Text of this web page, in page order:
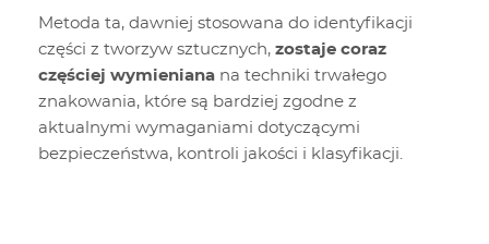
Metoda ta, dawniej stosowana do identyfikacji
części z tworzyw sztucznych, zostaje coraz
częściej wymieniana na techniki trwałego
znakowania, które są bardziej zgodne z
aktualnymi wymaganiami dotyczącymi
bezpieczeństwa, kontroli jakości i klasyfikacji.